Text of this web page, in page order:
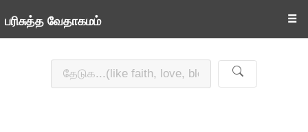
பரிசுத்த வேதாகமம் ☰